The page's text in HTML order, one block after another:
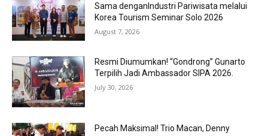
Sama denganIndustri Pariwisata melalui
Korea Tourism Seminar Solo 2026
August 7, 2026
Resmi Diumumkan! “Gondrong” Gunarto
Terpilih Jadi Ambassador SIPA 2026.
July 30, 2026
Pecah Maksimal! Trio Macan, Denny